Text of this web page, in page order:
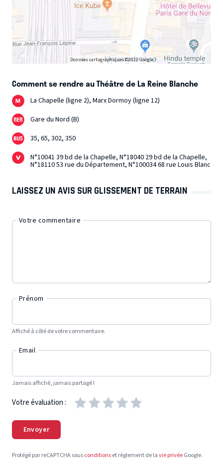
Données cartographiques ©2022 Google
Comment se rendre au Théâtre de La Reine Blanche
La Chapelle (ligne 2), Marx Dormoy (ligne 12)
Gare du Nord (B)
35, 65, 302, 350
N°10041 39 bd de la Chapelle, N°18040 29 bd de la Chapelle,
N°18110 53 rue du Département, N°100034 68 rue Louis Blanc
LAISSEZ UN AVIS SUR GLISSEMENT DE TERRAIN
Votre commentaire
Prénom
Affiché à côté de votre commentaire.
Email
Jamais affiché, jamais partagé !
Votre évaluation :
Envoyer
Protégé par reCAPTCHA sousconditionset règlement de lavie privéeGoogle.